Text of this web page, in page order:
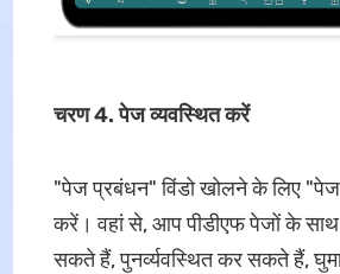
चरण 4. पेज व्यवस्थित करें
"पेज प्रबंधन" विंडो खोलने के लिए
करें। वहां से, आप पीडीएफ पेजों के
सकते हैं, पुनर्व्यवस्थित कर सकते हैं,